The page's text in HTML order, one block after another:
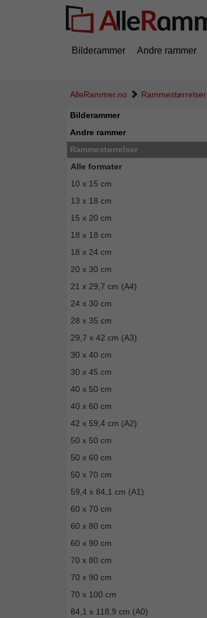
Bilderammer Andre rammer
AlleRammer.no Rammestørrelser
Bilderammer
Andre rammer
Rammestørrelser
Alle formater
10 x 15 cm
13 x 18 cm
15 x 20 cm
18 x 18 cm
18 x 24 cm
20 x 30 cm
21 x 29,7 cm (A4)
24 x 30 cm
28 x 35 cm
29,7 x 42 cm (A3)
30 x 40 cm
30 x 45 cm
40 x 50 cm
40 x 60 cm
42 x 59,4 cm (A2)
50 x 50 cm
50 x 60 cm
50 x 70 cm
59,4 x 84,1 cm (A1)
60 x 70 cm
60 x 80 cm
60 x 90 cm
70 x 80 cm
70 x 90 cm
70 x 100 cm
84,1 x 118,9 cm (A0)